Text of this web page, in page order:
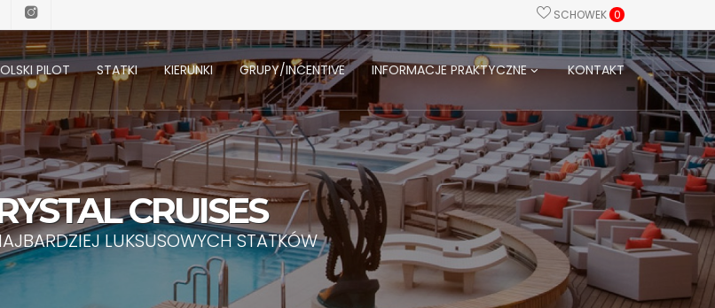
SCHOWEK 0
PILOT STATKI KIERUNKI GRUPY/INCENTIVE INFORMACJE PRAKTYCZNE KONTAKT
CRUISES
LUKSUSOWYCH STATKÓW